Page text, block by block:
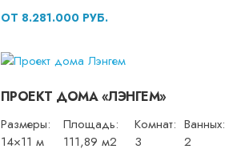
ОТ 8.281.000 РУБ.
ПРОЕКТ ДОМА «ЛЭНГЕМ»
Размеры:
14×11 м
Площадь:
111,89 м2
Комнат:
3
Ванных:
2